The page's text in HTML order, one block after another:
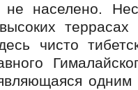
населено.
террасах
чисто
одним